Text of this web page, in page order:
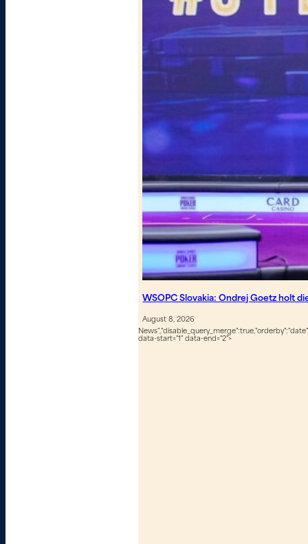
WSOPC Slovakia: Ondrej Goetz holt
August 8, 2026
data-start="1" data-end="2">